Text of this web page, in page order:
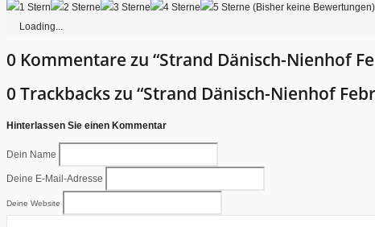
(Bisher keine Bewertungen)
Loading...
0 Kommentare zu “Strand Dänisch-Nienhof
0 Trackbacks zu “Strand Dänisch-Nienhof
Hinterlassen Sie einen Kommentar
Dein Name
Deine E-Mail-Adresse
Deine Website